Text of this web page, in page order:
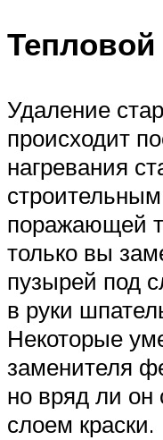
Удаление
происходит
нагревания
поражающей
только вы
пузырей под
в руки
Некоторые
заменителя
но вряд ли он
слоем краски.